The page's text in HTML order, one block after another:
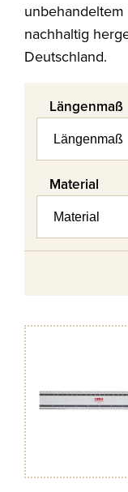
nachhaltig
Deutschland.
Längenmaß
Material
merken